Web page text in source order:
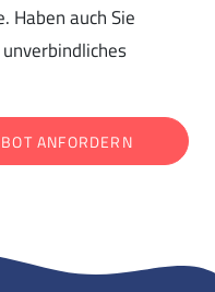
Haben auch Sie
ANFORDERN